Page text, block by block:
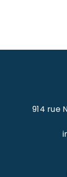
914 rue